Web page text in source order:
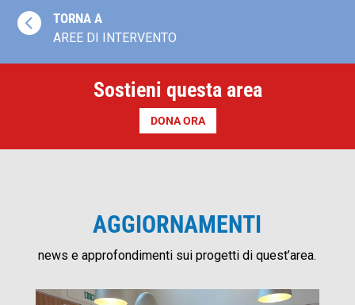
 TORNA A
AREE DI INTERVENTO
Sostieni questa area
DONA ORA
AGGIORNAMENTI
news e approfondimenti sui progetti di quest’area.